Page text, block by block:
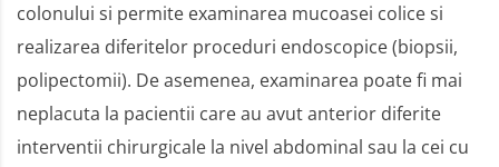
colonului si permite examinarea mucoasei colice si
realizarea diferitelor proceduri endoscopice (biopsii,
polipectomii). De asemenea, examinarea poate fi mai
neplacuta la pacientii care au avut anterior diferite
interventii chirurgicale la nivel abdominal sau la cei cu